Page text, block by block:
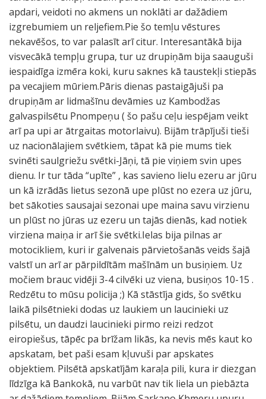
apdari, veidoti no akmens un noklāti ar dažādiem
izgrebumiem un reljefiem.Pie šo temļu vēstures
nekavēšos, to var palasīt arī citur. Interesantākā bija
visvecākā tempļu grupa, tur uz drupiņām bija saauguši
iespaidīga izmēra koki, kuru saknes kā taustekļi stiepās
pa vecajiem mūriem.Pāris dienas pastaigājuši pa
drupiņām ar lidmašīnu devāmies uz Kambodžas
galvaspilsētu Pnompeņu ( šo pašu ceļu iespējam veikt
arī pa upi ar ātrgaitas motorlaivu). Bijām trāpījuši tieši
uz nacionālajiem svētkiem, tāpat kā pie mums tiek
svinēti saulgriežu svētki-Jāņi, tā pie viņiem svin upes
dienu. Ir tur tāda “upīte” , kas savieno lielu ezeru ar jūru
un kā izrādās lietus sezonā upe plūst no ezera uz jūru,
bet sākoties sausajai sezonai upe maina savu virzienu
un plūst no jūras uz ezeru un tajās dienās, kad notiek
virziena maiņa ir arī šie svētki.Ielas bija pilnas ar
motocikliem, kuri ir galvenais pārvietošanās veids šajā
valstī un arī ar pārpildītām mašīnām un busiņiem. Uz
močiem brauc vidēji 3-4 cilvēki uz viena, busiņos 10-15 .
Redzētu to mūsu policija ;) Kā stāstīja gids, šo svētku
laikā pilsētnieki dodas uz laukiem un laucinieki uz
pilsētu, un daudzi laucinieki pirmo reizi redzot
eiropiešus, tāpēc pa brīžam likās, ka nevis mēs kaut ko
apskatam, bet paši esam kļuvuši par apskates
objektiem. Pilsētā apskatījām karaļa pili, kura ir diezgan
līdzīga kā Bankokā, nu varbūt nav tik liela un piebāzta